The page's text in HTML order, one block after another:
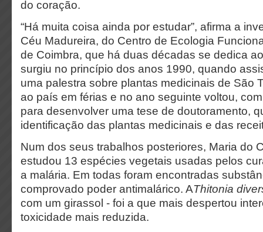
do coração.
“Há muita coisa ainda por estudar”, afirma a
Céu Madureira, do Centro de Ecologia
de Coimbra, que há duas décadas se dedica
surgiu no princípio dos anos 1990, quando
uma palestra sobre plantas medicinais de São
ao país em férias e no ano seguinte voltou,
para desenvolver uma tese de doutoramento,
identificação das plantas medicinais e das
Num dos seus trabalhos posteriores, Maria do
estudou 13 espécies vegetais usadas pelos
a malária. Em todas foram encontradas
comprovado poder antimalárico. AThitonia
com um girassol - foi a que mais despertou
toxicidade mais reduzida.